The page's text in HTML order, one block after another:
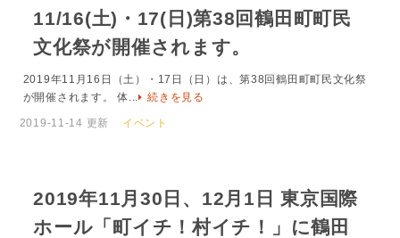
11/16(土)・17(日)第38回鶴田町町民
文化祭が開催されます。
2019年11月16日（土）・17日（日）は、第38回鶴田町町民文化祭
が開催されます。 体...
続きを見る
2019-11-14 更新 イベント
2019年11月30日、12月1日 東京国際
ホール「町イチ！村イチ！」に鶴田